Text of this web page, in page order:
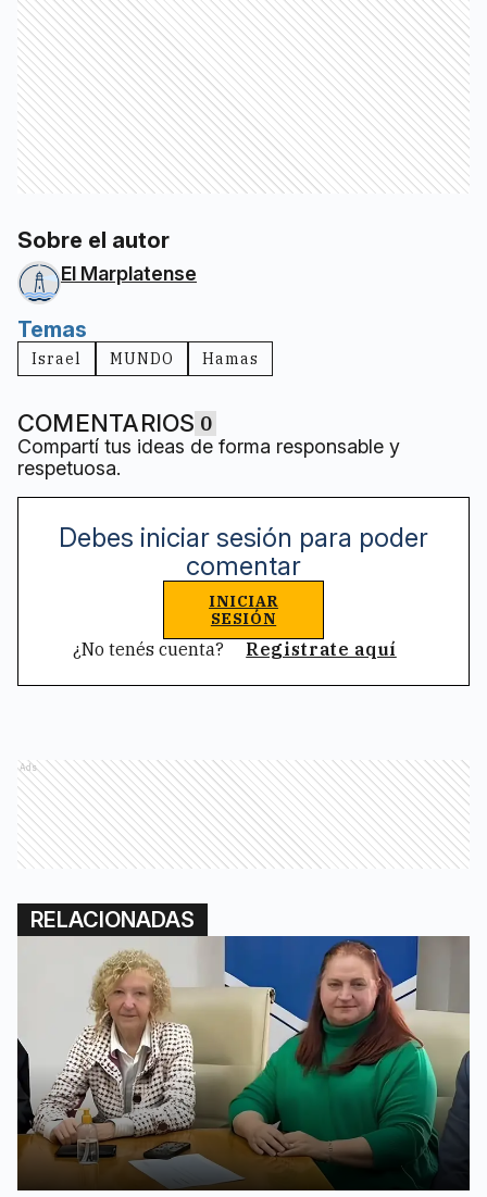
Sobre el autor
El Marplatense
Temas
Israel MUNDO Hamas
COMENTARIOS 0
Compartí tus ideas de forma responsable y
respetuosa.
Debes iniciar sesión para poder
comentar
INICIAR
SESIÓN
¿No tenés cuenta? Registrate aquí
Ads
RELACIONADAS